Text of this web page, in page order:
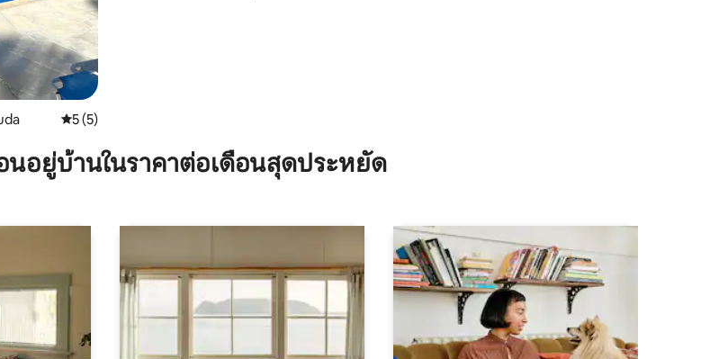
คะแนนเฉลี่ย 5 จาก 5, 5 รีวิว
5 (5)
นอยู่บ้านในราคาต่อเดือนสุดประหยัด